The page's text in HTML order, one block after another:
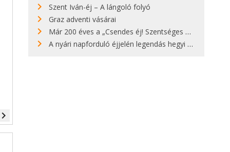
navigate_next
Szent Iván-éj – A lángoló folyó
Graz adventi vásárai
Már 200 éves a „Csendes éj! Szentséges éj!”
A nyári napforduló éjjelén legendás hegyi tüzek világítják meg Zugspitzét